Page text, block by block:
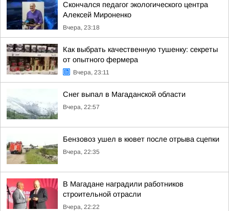
Скончался педагог экологического центра
Алексей Мироненко
Вчера, 23:18
Как выбрать качественную тушенку: секреты
от опытного фермера
Вчера, 23:11
Снег выпал в Магаданской области
Вчера, 22:57
Бензовоз ушел в кювет после отрыва сцепки
Вчера, 22:35
В Магадане наградили работников
строительной отрасли
Вчера, 22:22